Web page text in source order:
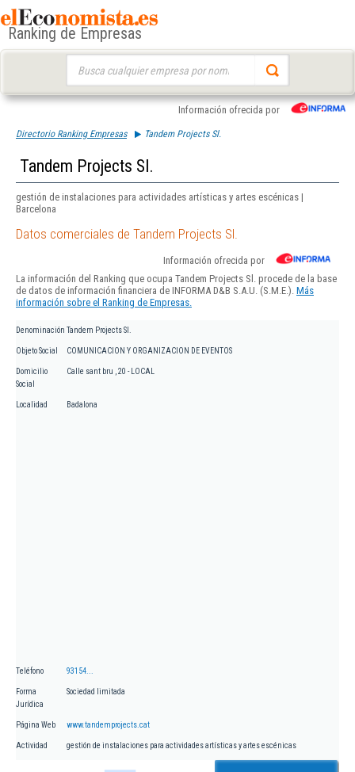
Ranking de Empresas
Información ofrecida por
Directorio Ranking Empresas Tandem Projects Sl.
Tandem Projects Sl.
gestión de instalaciones para actividades artísticas y artes escénicas |
Barcelona
Datos comerciales de Tandem Projects Sl.
Información ofrecida por
La información del Ranking que ocupa Tandem Projects Sl. procede de la base
de datos de información financiera de INFORMA D&B S.A.U. (S.M.E.). Más
información sobre el Ranking de Empresas.
Denominación Tandem Projects Sl.
Objeto Social COMUNICACION Y ORGANIZACION DE EVENTOS
Domicilio
Social
Calle sant bru , 20 - LOCAL
Localidad Badalona
Teléfono 93154...
Forma
Jurídica
Sociedad limitada
Página Web www.tandemprojects.cat
Actividad gestión de instalaciones para actividades artísticas y artes escénicas